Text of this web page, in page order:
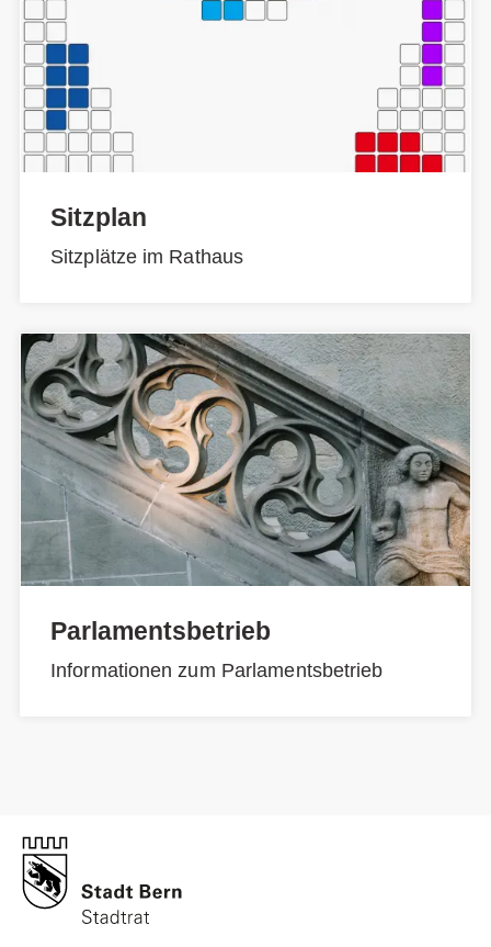
Sitzplan
Sitzplätze im Rathaus
Parlamentsbetrieb
Informationen zum Parlamentsbetrieb